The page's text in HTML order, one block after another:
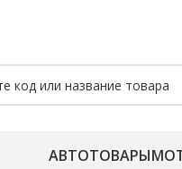
АВТОТОВАРЫ